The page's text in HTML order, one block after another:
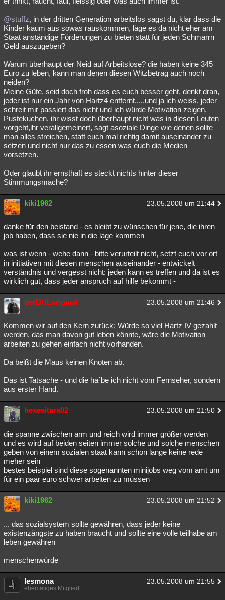
@stuffz, in der dritten Generation arbeitslos sagst du, klar dass die
Kinder kaum aus sowas rauskommen, läge es da nicht eher am
Staat anständige Förderungen zu bieten statt für jeden Schmarrn
Geld auszugeben?
Warum überhaupt der Neid auf Arbeitslose? die haben keine 345
Euro zu leben, kann man denen diesen Witzbetrag auch noch
neiden?
Meine Güte, seid doch froh dass es euch besser geht, denkt dran,
jeder ist nur ein Jahr von Hartz4 entfernt.....und ja ich weiss, jeder
schreit mir passiert das nicht und ich würde Motivation zeigen,
Pustekuchen, ihr wisst doch überhaupt nicht was in diesen Leuten
vorgeht,ihr verallgemeinert, sagt asoziale Dinge wie denen sollte
man alles streichen, statt euch mal richtig damit auseinander zu
setzen und nicht nur das zu essen was euch die Medien
vorsetzen.
Oder glaubt ihr ernsthaft es steckt nichts hinter dieser
Stimmungsmache?
kiki1962 23.05.2008 um 21:44
danke für den beistand - es bleibt zu wünschen für jene, die ihren
job haben, dass sie nie in die lage kommen
was ist wenn - wehe dann - bitte verurteilt nicht, setzt euch vor ort
in initiativen mit diesen menschen auseinander - entwickelt
verständnis und vergesst nicht: jeden kann es treffen und da ist es
wirklich gut, dass jeder anspruch auf hilfe bekommt -
derDULoriginal 23.05.2008 um 21:46
Kommen wir auf den Kern zurück: Würde so viel Hartz IV gezahlt
werden, das man davon gut leben könnte, wäre die Motivation
arbeiten zu gehen einfach nicht vorhanden.
Da beißt die Maus keinen Knoten ab.
Das ist Tatsache - und die ha´be ich nicht vom Fernseher, sondern
aus erster Hand.
hexesitara02 23.05.2008 um 21:50
die spanne zwischen arm und reich wird immer größer werden
und es wird auf beiden seiten immer solche und solche menschen
geben von einem sozialen staat kann schon lange keine rede
meher sein
bestes beispiel sind diese sogenannten minijobs weg vom amt um
für ein paar euro schwer arbeiten zu müssen
kiki1962 23.05.2008 um 21:52
... das sozialsystem sollte gewähren, dass jeder keine
existenzängste zu haben braucht und sollte eine volle teilhabe am
leben gewähren
menschenwürde
lesmona 23.05.2008 um 21:55
ehemaliges Mitglied